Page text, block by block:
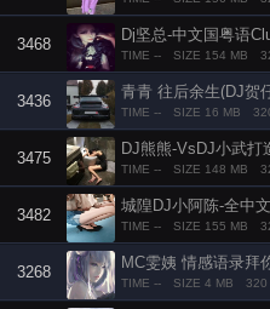
3468
Dj坚总-中文国粤语
TIME -- SIZE 154 MB
3436
青青 往后余生(DJ贺
TIME -- SIZE 16 MB
3475
DJ熊熊-VsDJ小武打
TIME -- SIZE 148 MB
3482
城隍DJ小阿陈-全中
TIME -- SIZE 155 MB
3268
MC雯姨 情感语录拜
TIME -- SIZE 4 MB 320